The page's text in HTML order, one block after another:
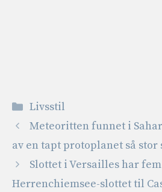
Kategorier
Livsstil
Meteoritten funnet i
av en tapt protoplanet så stor
Slottet i Versailles har
Herrenchiemsee-slottet til